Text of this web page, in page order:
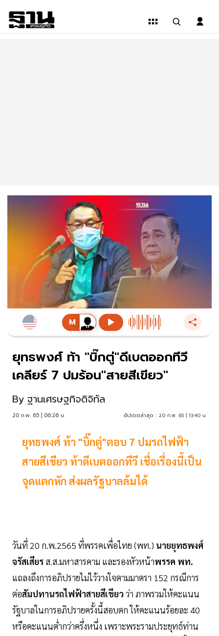
ยุทธพงศ์ ท้า "บิ๊กตู่"ดีเบตออกทีวี
เคลียร์ 7 ปมร้อน"สายสีเขียว"
By ฐานเศรษฐกิจดิจิทัล
20 ก.พ. 65 | 06:26 น. อัปเดตล่าสุด : 20 ก.พ. 65 | 13:40 น.
ยุทธพงศ์ ท้า "บิ๊กตู่"ตอบ 7 ปมรถไฟฟ้า
สายสีเขียว ท้าดีเบตออกทีวี เชื่อเรื่องนี้เป็น
จุดแตกหัก ส่งผลรัฐบาลล้มได้
วันที่ 20 ก.พ.2565 ที่พรรคเพื่อไทย (พท.) นายยุทธพงศ์
จรัสเสียร ส.ส.มหาสารคาม และรองหัวหน้าพรรค พท.
แถลงถึงการอภิปรายไม่ไว้วางใจตามมาตรา 152 กรณีการ
ต่อสัมปทานรถไฟฟ้าสายสีเขียว ว่า ภาพรวมให้คะแนน
รัฐบาลในการอภิปรายครั้งนี้สอบตก ให้คะแนนร้อยละ 40
หรือคะแนนต่ำกว่าครึ่งหนึ่ง เพราะพระรามประยุทธ์ท่าน